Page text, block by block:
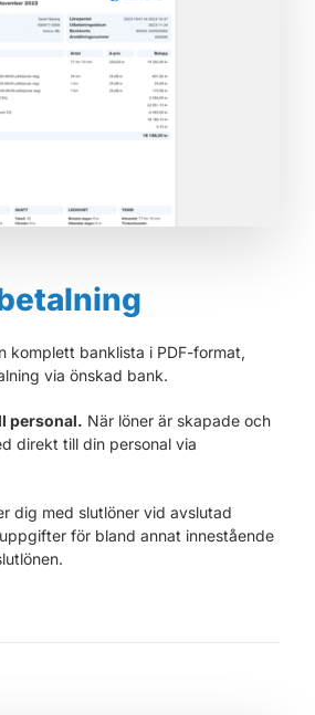
komplett banklista i PDF-format,
via önskad bank.
personal. När löner är skapade och
direkt till din personal via
dig med slutlöner vid avslutad
för bland annat innestående